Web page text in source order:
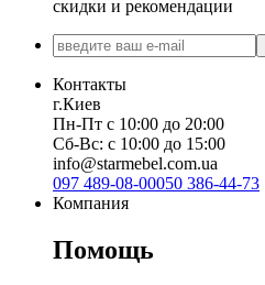
скидки и рекомендации
Контакты
г.Киев
Пн-Пт с 10:00 до 20:00
Сб-Вс: с 10:00 до 15:00
info@starmebel.com.ua
097 489-08-00050 386-44-73
Компания
Помощь